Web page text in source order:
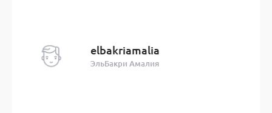
elbakriamalia
ЭльБакри Амалия